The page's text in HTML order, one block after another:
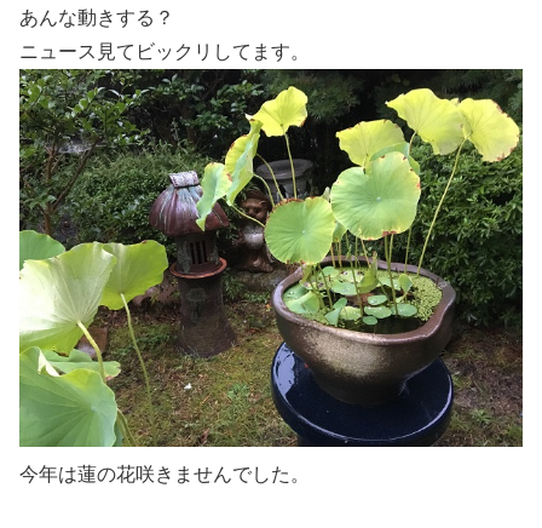
あんな動きする？
ニュース見てビックリしてます。
今年は蓮の花咲きませんでした。